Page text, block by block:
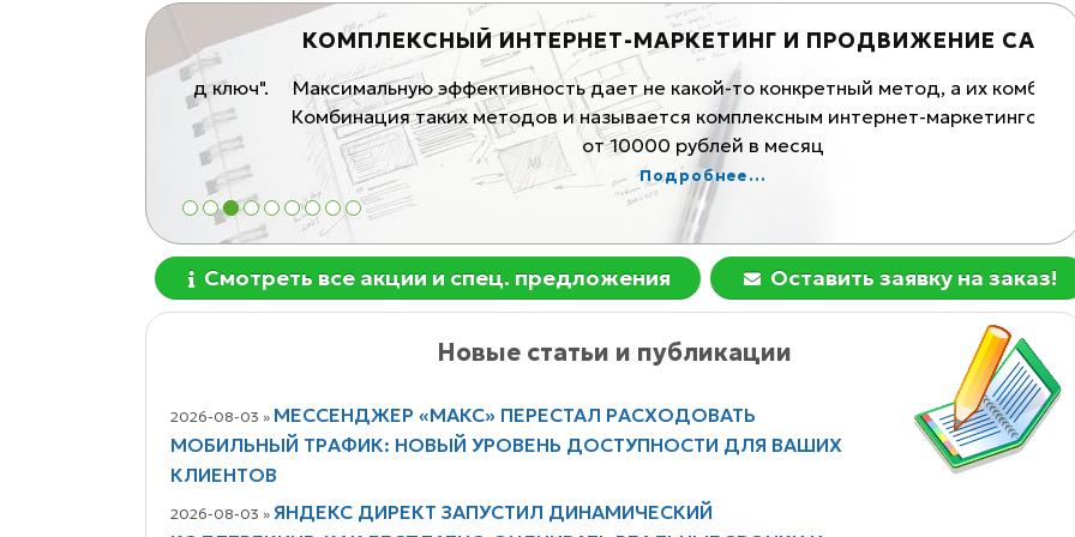
"под ключ".
КОМПЛЕКСНЫЙ ИНТЕРНЕТ-МАРКЕТИНГ И ПРОДВИЖЕНИЕ САЙТОВ
Максимальную эффективность дает не какой-то конкретный метод, а их комбинация.
Комбинация таких методов и называется комплексным интернет-маркетингом. Всего
от 10000 рублей в месяц
Подробнее...
Смотреть все акции и спец. предложения Оставить заявку на заказ!
Новые статьи и публикации
2026-08-03 » МЕССЕНДЖЕР «МАКС» ПЕРЕСТАЛ РАСХОДОВАТЬ
МОБИЛЬНЫЙ ТРАФИК: НОВЫЙ УРОВЕНЬ ДОСТУПНОСТИ ДЛЯ ВАШИХ
КЛИЕНТОВ
2026-08-03 » ЯНДЕКС ДИРЕКТ ЗАПУСТИЛ ДИНАМИЧЕСКИЙ